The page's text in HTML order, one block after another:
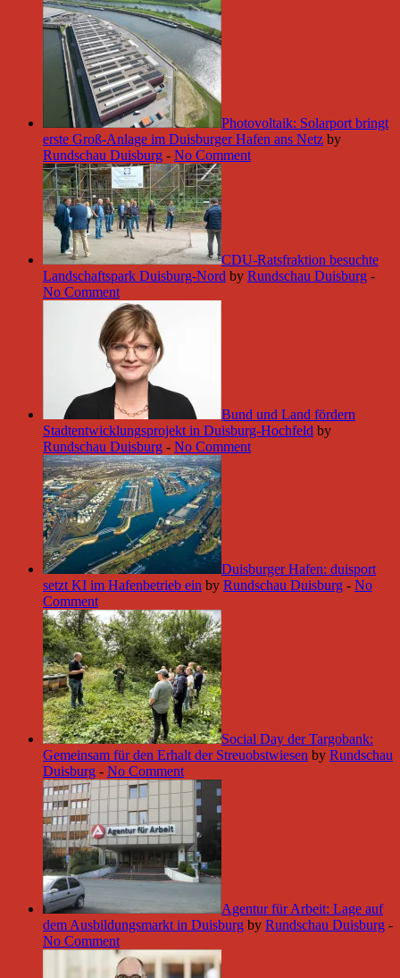
Photovoltaik: Solarport bringt
erste Groß-Anlage im Duisburger Hafen ans Netz by
Rundschau Duisburg - No Comment
CDU-Ratsfraktion besuchte
Landschaftspark Duisburg-Nord by Rundschau Duisburg -
No Comment
Bund und Land fördern
Stadtentwicklungsprojekt in Duisburg-Hochfeld by
Rundschau Duisburg - No Comment
Duisburger Hafen: duisport
setzt KI im Hafenbetrieb ein by Rundschau Duisburg - No
Comment
Social Day der Targobank:
Gemeinsam für den Erhalt der Streuobstwiesen by Rundschau
Duisburg - No Comment
Agentur für Arbeit: Lage auf
dem Ausbildungsmarkt in Duisburg by Rundschau Duisburg -
No Comment